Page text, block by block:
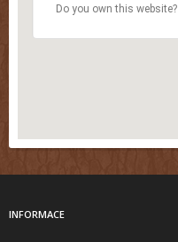
Do you own this website?
INFORMACE